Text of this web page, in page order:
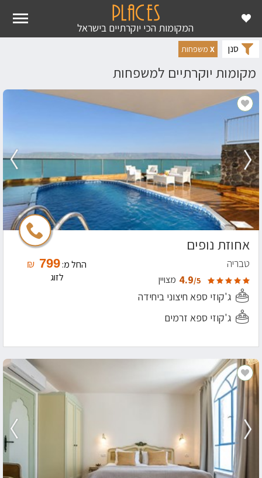
המקומות הכי יוקרתיים בישראל
ראשי מקומות יוקרתיים למשפחות
מקומות יוקרתיים למשפחות
סנן X משפחות
אחוזת נופים
טבריה
4.9/5 מצויין
ג'קוזי ספא חיצוני ביחידה
ג'קוזי ספא זרמים
החל מ:799
₪
לזוג